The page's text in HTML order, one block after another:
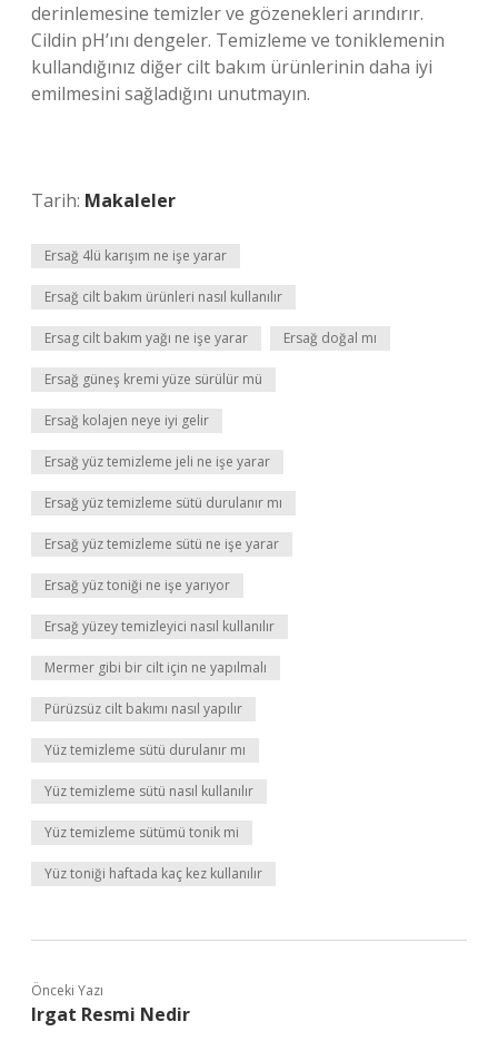
derinlemesine temizler ve gözenekleri arındırır.
Cildin pH’ını dengeler. Temizleme ve toniklemenin
kullandığınız diğer cilt bakım ürünlerinin daha iyi
emilmesini sağladığını unutmayın.
Tarih: Makaleler
Ersağ 4lü karışım ne işe yarar
Ersağ cilt bakım ürünleri nasıl kullanılır
Ersag cilt bakım yağı ne işe yarar Ersağ doğal mı
Ersağ güneş kremi yüze sürülür mü
Ersağ kolajen neye iyi gelir
Ersağ yüz temizleme jeli ne işe yarar
Ersağ yüz temizleme sütü durulanır mı
Ersağ yüz temizleme sütü ne işe yarar
Ersağ yüz toniği ne işe yarıyor
Ersağ yüzey temizleyici nasıl kullanılır
Mermer gibi bir cilt için ne yapılmalı
Pürüzsüz cilt bakımı nasıl yapılır
Yüz temizleme sütü durulanır mı
Yüz temizleme sütü nasıl kullanılır
Yüz temizleme sütümü tonik mi
Yüz toniği haftada kaç kez kullanılır
Önceki Yazı
Irgat Resmi Nedir